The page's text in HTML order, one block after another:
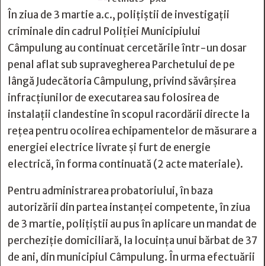
În ziua de 3 martie a.c., polițiștii de investigații
criminale din cadrul Poliției Municipiului
Câmpulung au continuat cercetările într-un dosar
penal aflat sub supravegherea Parchetului de pe
lângă Judecătoria Câmpulung, privind săvârșirea
infracțiunilor de executarea sau folosirea de
instalații clandestine în scopul racordării directe la
rețea pentru ocolirea echipamentelor de măsurare a
energiei electrice livrate și furt de energie
electrică, în forma continuată (2 acte materiale).
Pentru administrarea probatoriului, în baza
autorizării din partea instanței competente, în ziua
de 3 martie, polițiștii au pus în aplicare un mandat de
percheziție domiciliară, la locuința unui bărbat de 37
de ani, din municipiul Câmpulung. În urma efectuării